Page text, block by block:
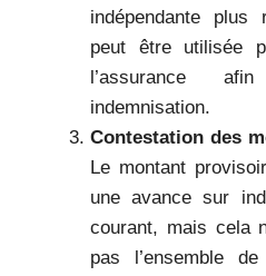
indépendante plus
peut être utilisée
l’assurance
indemnisation.
Contestation des
Le montant
une avance sur
courant, mais cela
pas l’ensemble